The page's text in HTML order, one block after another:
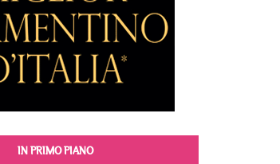
IN PRIMO PIANO